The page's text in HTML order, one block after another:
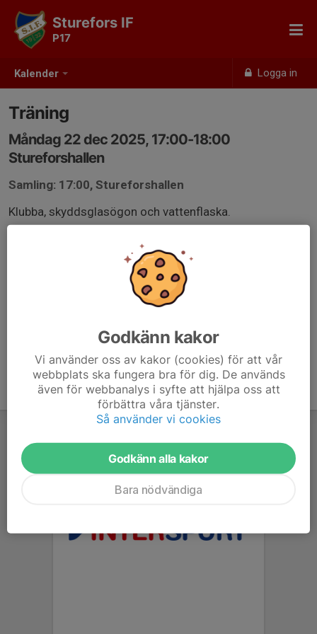
Kalender Logga in
Sturefors IF
P17
Träning
Måndag 22 dec 2025, 17:00-18:00
Stureforshallen
Samling: 17:00, Stureforshallen
Klubba, skyddsglasögon och vattenflaska.
Godkänn kakor
Vi använder oss av kakor (cookies) för att vår
webbplats ska fungera bra för dig. De används
även för webbanalys i syfte att hjälpa oss att
förbättra våra tjänster.
Så använder vi cookies
Godkänn alla kakor
Bara nödvändiga